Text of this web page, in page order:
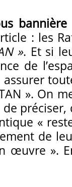
bannière
: les
». Et si
de
». On
«
de
œuvre ».